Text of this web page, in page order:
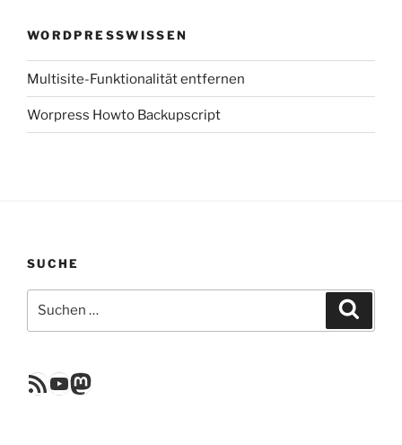
WORDPRESSWISSEN
Multisite-Funktionalität entfernen
Worpress Howto Backupscript
SUCHE
nach:
RSS FeedYouTube
Mastodon